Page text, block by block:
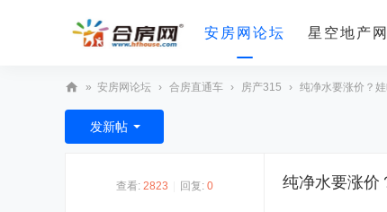
安房网论坛 星空地产
合
房
» 安房网论坛 › 合房直通车 › 房产315 › 纯净水要涨价？
发新帖
查看: 2823 回复: 0 纯净水要涨价